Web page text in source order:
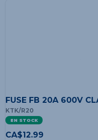
FUSE FB 20A 600V
KTK/R20
EN STOCK
CA$12.99